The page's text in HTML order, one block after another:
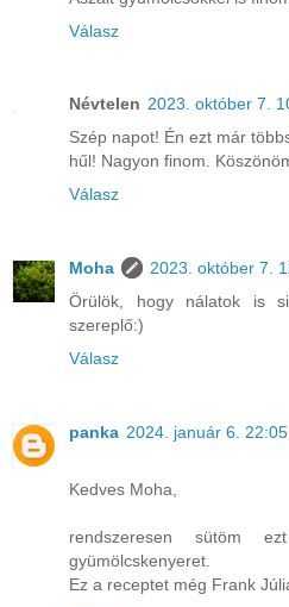
Válasz
Névtelen 2023. október 7.
Szép napot! Én ezt már
hűl! Nagyon finom.
Válasz
Moha
2023. október 7.
Örülök, hogy nálatok is
szereplő:)
Válasz
panka 2024. január 6. 22:05
Kedves Moha,
rendszeresen sütöm
gyümölcskenyeret.
Ez a receptet még Frank